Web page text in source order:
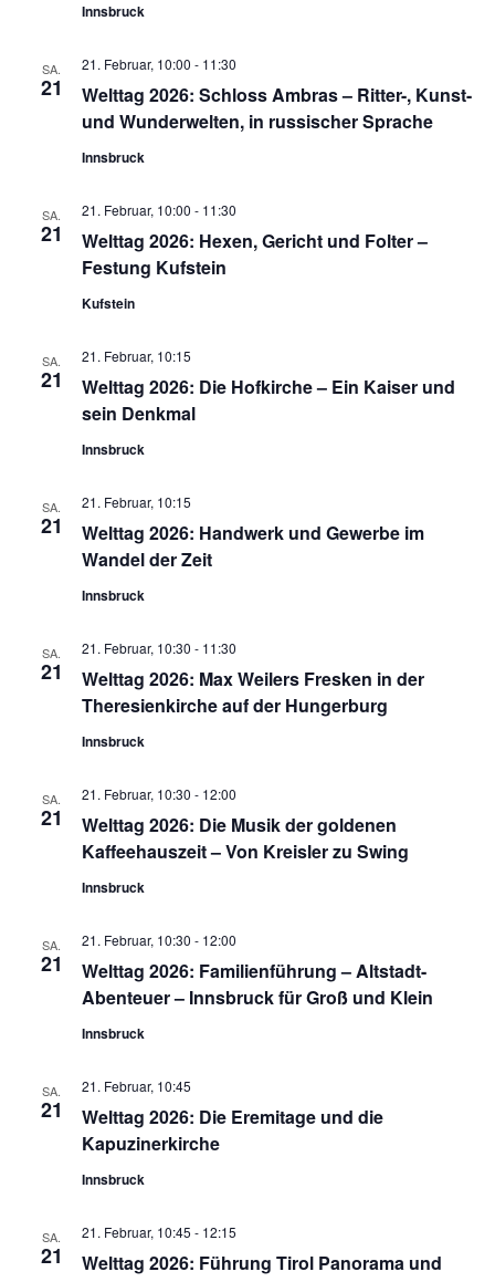
Innsbruck
SA.
21
Welttag 2026: Schloss Ambras – Ritter-, Kunst-
und Wunderwelten, in russischer Sprache
21. Februar, 10:00 - 11:30
Innsbruck
SA.
21
Welttag 2026: Hexen, Gericht und Folter –
Festung Kufstein
21. Februar, 10:00 - 11:30
Kufstein
SA.
21
Welttag 2026: Die Hofkirche – Ein Kaiser und
sein Denkmal
21. Februar, 10:15
Innsbruck
SA.
21
Welttag 2026: Handwerk und Gewerbe im
Wandel der Zeit
21. Februar, 10:15
Innsbruck
SA.
21
Welttag 2026: Max Weilers Fresken in der
Theresienkirche auf der Hungerburg
21. Februar, 10:30 - 11:30
Innsbruck
SA.
21
Welttag 2026: Die Musik der goldenen
Kaffeehauszeit – Von Kreisler zu Swing
21. Februar, 10:30 - 12:00
Innsbruck
SA.
21
Welttag 2026: Familienführung – Altstadt-
Abenteuer – Innsbruck für Groß und Klein
21. Februar, 10:30 - 12:00
Innsbruck
SA.
21
Welttag 2026: Die Eremitage und die
Kapuzinerkirche
21. Februar, 10:45
Innsbruck
SA.
21
Welttag 2026: Führung Tirol Panorama und
21. Februar, 10:45 - 12:15